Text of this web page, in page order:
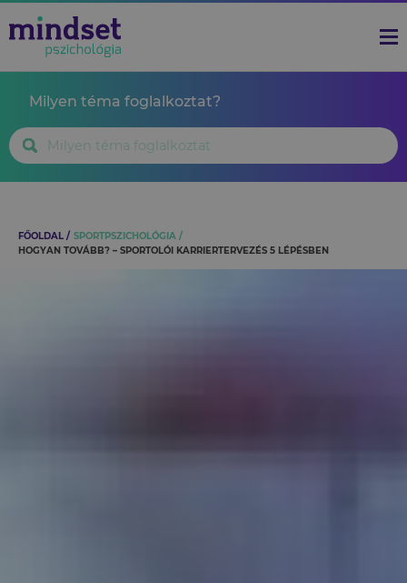
Milyen téma foglalkoztat?
FŐOLDAL
SPORTPSZICHOLÓGIA
HOGYAN TOVÁBB? – SPORTOLÓI KARRIERTERVEZÉS 5 LÉPÉSBEN